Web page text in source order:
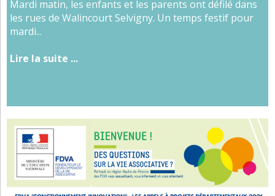
Mardi matin, les enfants et les parents ont défilé dans
les rues de Walincourt Selvigny. Un temps festif pour
mardi...
Lire la suite ...